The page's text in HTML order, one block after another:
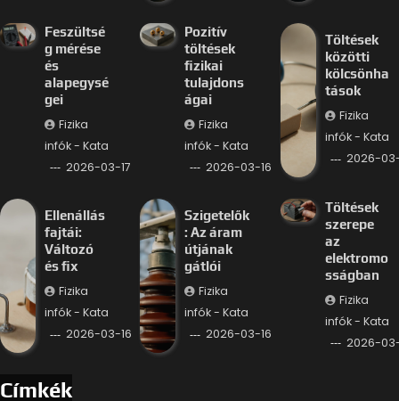
Feszültsé
g mérése
és
alapegysé
gei
Fizika
infók - Kata
2026-03-17
Pozitív
töltések
fizikai
tulajdons
ágai
Fizika
infók - Kata
2026-03-16
Töltések
közötti
kölcsönha
tások
Fizika
infók - Kata
2026-
Ellenállás
fajtái:
Változó
és fix
Fizika
infók - Kata
2026-03-16
Szigetelők
: Az áram
útjának
gátlói
Fizika
infók - Kata
2026-03-16
Töltések
szerepe
az
elektromo
sságban
Fizika
infók - Kata
2026-
Címkék